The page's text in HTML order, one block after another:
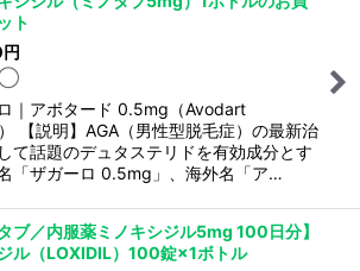
ト
円
◯
｜アボタード 0.5mg（Avodart
【説明】AGA（男性型脱毛症）の最新治
て話題のデュタステリドを有効成分とす
「ザガーロ 0.5mg」、海外名「ア…
タブ／内服薬ミノキシジル5mg 100日分】
ル（LOXIDIL）100錠×1ボトル